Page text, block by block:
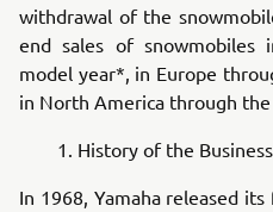
withdrawal of the
end sales of snowmobiles
model year*, in Europe
in North America through
1. History of the Business
In 1968, Yamaha released